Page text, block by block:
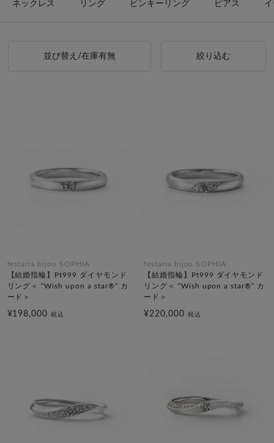
ネックレス リング ピンキーリング ピアス
並び替え/在庫有無 絞り込む
festaria bijou SOPHIA
【結婚指輪】Pt999 ダイヤモンド
リング＜ “Wish upon a star®” カ
ード＞
¥198,000税込
festaria bijou SOPHIA
【結婚指輪】Pt999 ダイヤモンド
リング＜ “Wish upon a star®” カ
ード＞
¥220,000 税込